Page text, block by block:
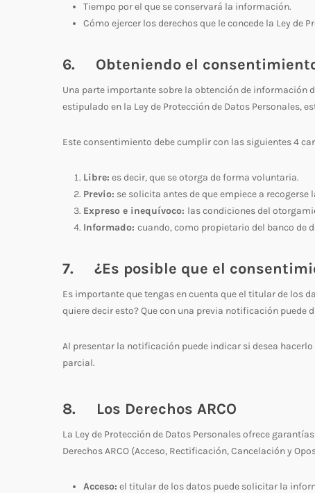
Tiempo por el que se conservará la información.
Cómo ejercer los derechos que le concede la Ley de
6. Obteniendo el
Una parte importante sobre la obtención de información
estipulado en la Ley de Protección de Datos Personales,
Este consentimiento debe cumplir con las siguientes 4
Libre: es decir, que se otorga de forma voluntaria.
Previo: se solicita antes de que empiece a recogerse
Expreso e inequívoco: las condiciones del
Informado: cuando, como propietario del banco de
7. ¿Es posible que el
Es importante que tengas en cuenta que el titular de los
quiere decir esto? Que con una previa notificación puede
Al presentar la notificación puede indicar si desea
parcial.
8. Los Derechos ARCO
La Ley de Protección de Datos Personales ofrece
Derechos ARCO (Acceso, Rectificación, Cancelación y
Acceso: el titular de los datos puede solicitar la